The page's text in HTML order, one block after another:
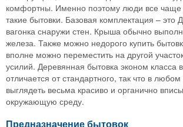
комфортны. Именно поэтому люди все чаще
такие бытовки. Базовая комплектация – это
вагонка снаружи стен. Крыша обычно
железа. Также можно недорого купить
вполне можно переместить на другой
усилий. Деревянная бытовка эконом класса
отличается от стандартного, так что в
выглядеть весьма красиво и органично
окружающую среду.
Предназначение бытовок